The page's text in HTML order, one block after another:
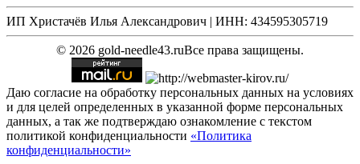
ИП Христачёв Илья Александрович | ИНН: 434595305719
© 2026 gold-needle43.ruВсе права защищены.
Даю согласие на обработку персональных данных на условиях
и для целей определенных в указанной форме персональных
данных, а так же подтверждаю ознакомление с текстом
политикой конфиденциальности «Политика
конфиденциальности»